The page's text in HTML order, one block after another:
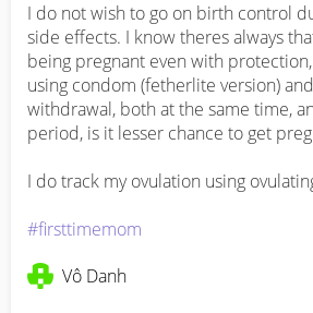
I do not wish to go on birth control
side effects. I know theres always
being pregnant even with
using condom (fetherlite version)
withdrawal, both at the same time,
period, is it lesser chance to get
I do track my ovulation using
#firsttimemom
Vô Danh